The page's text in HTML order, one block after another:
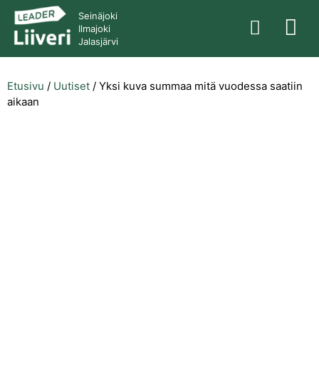
Seinäjoki
Ilmajoki
Jalasjärvi
Etusivu / Uutiset / Yksi kuva summaa mitä vuodessa saatiin
aikaan